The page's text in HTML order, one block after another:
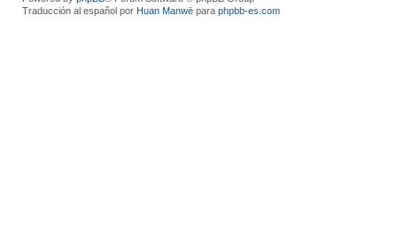
Traducción al español por Huan Manwë para phpbb-es.com